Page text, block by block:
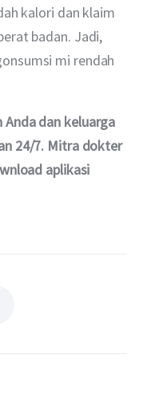
kalori dan klaim
badan. Jadi,
mi rendah
dan keluarga
24/7. Mitra dokter
aplikasi